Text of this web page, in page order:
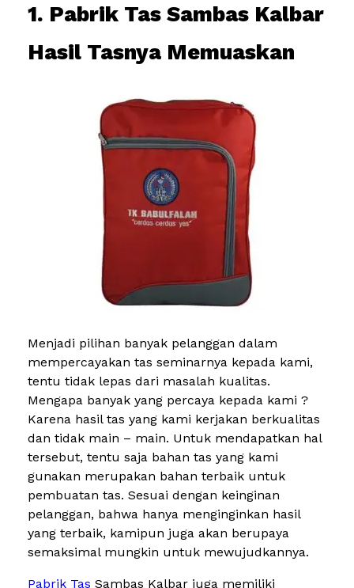
1. Pabrik Tas Sambas Kalbar
Hasil Tasnya Memuaskan
Menjadi pilihan banyak pelanggan dalam
mempercayakan tas seminarnya kepada kami,
tentu tidak lepas dari masalah kualitas.
Mengapa banyak yang percaya kepada kami ?
Karena hasil tas yang kami kerjakan berkualitas
dan tidak main – main. Untuk mendapatkan hal
tersebut, tentu saja bahan tas yang kami
gunakan merupakan bahan terbaik untuk
pembuatan tas. Sesuai dengan keinginan
pelanggan, bahwa hanya menginginkan hasil
yang terbaik, kamipun juga akan berupaya
semaksimal mungkin untuk mewujudkannya.
Pabrik Tas Sambas Kalbar juga memiliki